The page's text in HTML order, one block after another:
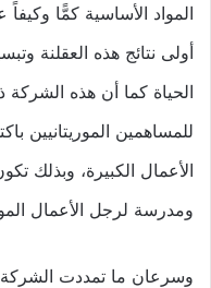
المواد الأساسية كمًّا
أولى نتائج هذه العقلنة
الحياة كما أن هذه
للمساهمين الموريتانيين
الأعمال الكبيرة، وبذلك
ومدرسة لرجل الأعمال
وسرعان ما تمددت